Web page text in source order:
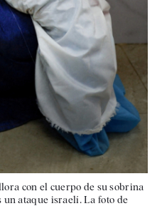
con el cuerpo de su sobrina
un ataque israelí. La foto de